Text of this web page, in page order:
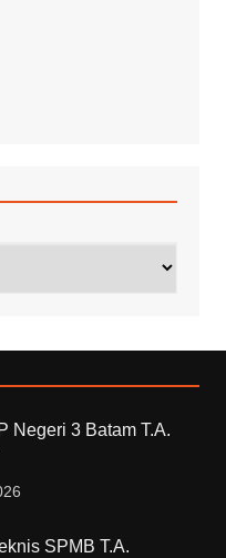
Negeri 3 Batam T.A.
SPMB T.A.